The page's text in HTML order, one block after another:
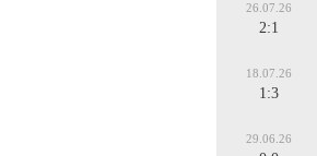
26.07.26
2:1
18.07.26
1:3
29.06.26